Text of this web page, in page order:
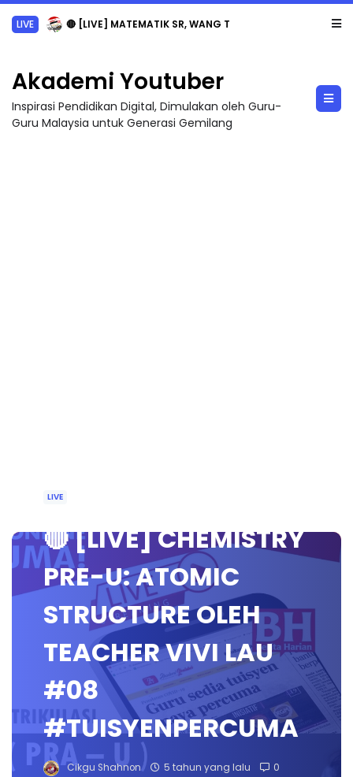
LIVE 🔴 [LIVE] MATEMATIK SR, WANG TAHUN 6 OLEH CIKGU ANITA #ALLINONE #141 #...
Akademi Youtuber
Inspirasi Pendidikan Digital, Dimulakan oleh Guru-
Guru Malaysia untuk Generasi Gemilang
LIVE
🔴 [LIVE] CHEMISTRY
PRE-U: ATOMIC
STRUCTURE OLEH
TEACHER VIVI LAU
#08
#TUISYENPERCUMA
Cikgu Shahnon 5 tahun yang lalu 0